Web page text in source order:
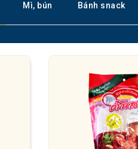
Mì, bún Bánh snack